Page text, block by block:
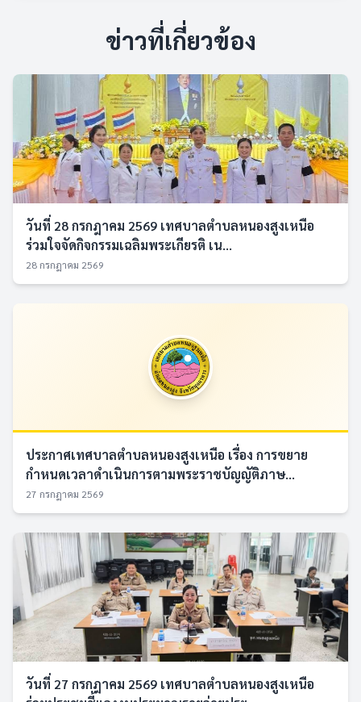
ข่าวที่เกี่ยวข้อง
วันที่ 28 กรกฎาคม 2569 เทศบาลตำบลหนองสูงเหนือ
ร่วมใจจัดกิจกรรมเฉลิมพระเกียรติ เน...
28 กรกฎาคม 2569
ประกาศเทศบาลตำบลหนองสูงเหนือ เรื่อง การขยาย
กำหนดเวลาดำเนินการตามพระราชบัญญัติภาษ...
27 กรกฎาคม 2569
วันที่ 27 กรกฎาคม 2569 เทศบาลตำบลหนองสูงเหนือ